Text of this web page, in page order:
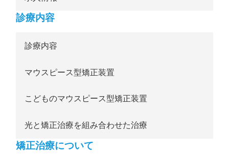
診療内容
診療内容
マウスピース型矯正装置
こどものマウスピース型矯正装置
光と矯正治療を組み合わせた治療
矯正治療について